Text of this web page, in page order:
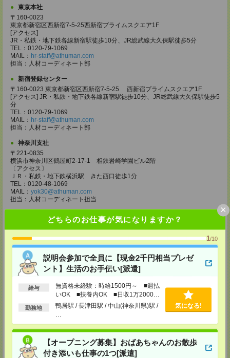
どちらのお仕事が気になりますか？
1/10
説明会参加で全員に【現金2千円相当プレゼ
ント】生活のお手伝い[派遣]
給与
無資格未経験：時給1500円～ ■週払
いOK ■扶養内OK ■日収1万2000円
以上
勤務地
鴨居駅 / 長津田駅 / 中山(神奈川県)駅 /
気になる!
【オープニング募集】おばあちゃんのお散歩
付き添いも仕事の1つ[派遣]
×
東京本社
〒160-0023
東京都新宿区西新宿7-5-25西新宿プライムスクエア1F
[アクセス]
JR・私鉄・地下鉄各線新宿駅徒歩10分、JR総武線大久保駅徒歩5分
TEL：0120-79-1069
MAIL： hr-staff@athuman.com
担当：人材コーディネート部
新宿登録センター
〒160-0023 東京都新宿区西新宿7-5-25 西新宿プライムスクエア1F
[アクセス] JR・私鉄・地下鉄各線新宿駅徒歩10分、JR総武線大久保駅徒歩5
分
TEL：0120-79-1069
MAIL： hr-staff@athuman.com
担当：人材コーディネート部
神奈川支社
〒221-0835
横浜市神奈川区鶴屋町2-17-1 相鉄岩崎学園ビル2階
〔アクセス〕
ＪＲ・私鉄・地下鉄横浜駅 きた西口徒歩1分
TEL：0120-48-1069
MAIL： yok30@athuman.com
担当：人材コーディネート担当
さいたま支店
マレーＳ・Ｔビル5F 502号
TEL：0120-60-1069
MAIL： hr-staff@athuman.com
担当：人材コーディネート担当
〒260-0015 千葉県千葉市中央区富士見2-7-5富士見ハイネスビル3F
アクセス：JR「千葉駅」東口より徒歩5分程。
「JTB」と「千葉銀行」間の路地を入り、真っ直ぐ進むと、「三越（デパー
ト）」のロゴの建物が見えてきます。建物の前を通り過ぎると、「三越」角
リーマート」、2Fに「デニーズ」の入った「富士見ハイネスビル」です。
TEL：0120-76-1069
MAIL：chi30@athuman.com
担当：コーディネート担当